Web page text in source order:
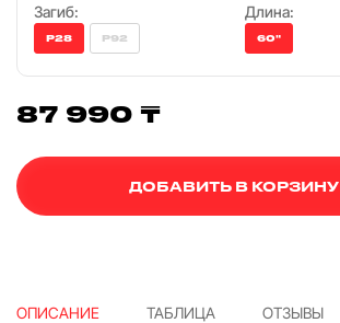
Загиб:
P28 P92
Длина:
60"
87 990 ₸
ДОБАВИТЬ В КОРЗИНУ
ОПИСАНИЕ ТАБЛИЦА ОТЗЫВЫ